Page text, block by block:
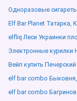
Одноразовые
Elf Bar Planet Татарка,
elfliq Леси Украинки
Электронные курилки
Вейп купить
elf bar combo
elf bar combo